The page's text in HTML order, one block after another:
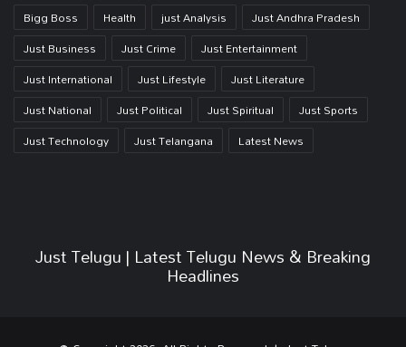
Bigg Boss Health just Analysis
Just Andhra Pradesh
Just Business
Just Crime
Just Entertainment
Just International
Just Lifestyle
Just Literature
Just National
Just Political Just Spiritual
Just Sports
Just Technology
Just Telangana Latest News
Just Telugu | Latest Telugu News & Breaking
Headlines